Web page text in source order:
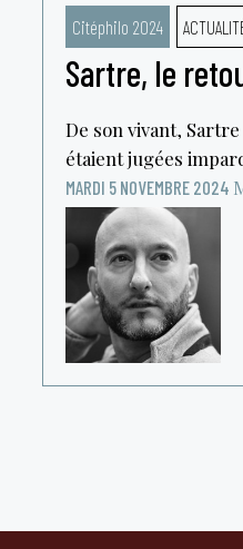
Citéphilo 2024
Sartre, le
De son vivant,
étaient jugées
MARDI 5 NOVEMBRE 2024